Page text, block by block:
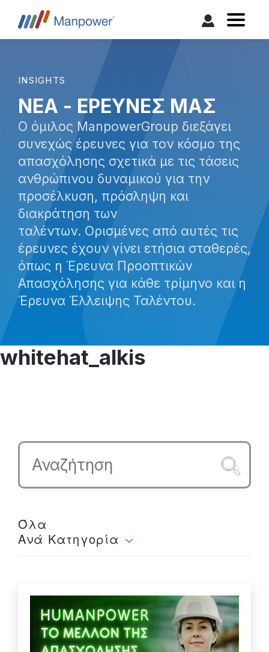
INSIGHTS
ΝΕΑ - ΕΡΕΥΝΕΣ ΜΑΣ
Ο όμιλος ManpowerGroup διεξάγει
συνεχώς έρευνες για τον κόσμο της
απασχόλησης σχετικά με τις τάσεις
ανθρώπινου δυναμικού για την
προσέλκυση, πρόσληψη και
διακράτηση των
ταλέντων. Ορισμένες από αυτές τις
έρευνες έχουν γίνει ετήσια σταθερές,
όπως η Έρευνα Προοπτικών
Απασχόλησης για κάθε τρίμηνο και η
Έρευνα Έλλειψης Ταλέντου.
whitehat_alkis
Όλα
Ανά Κατηγορία